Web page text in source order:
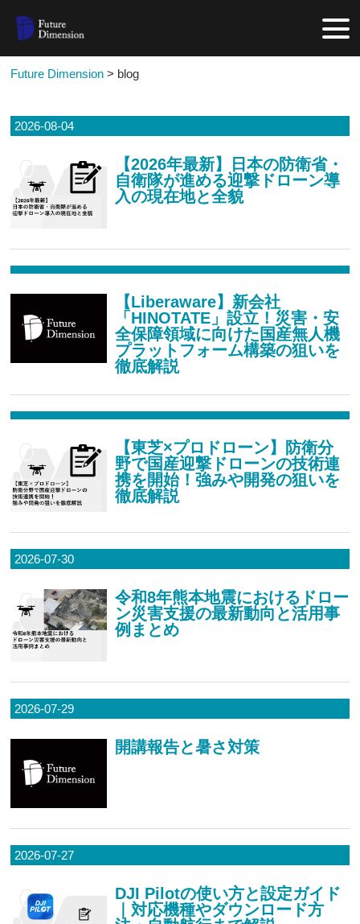
Future Dimension > blog
2026-08-04
【2026年最新】日本の防衛省・
自衛隊が進める迎撃ドローン導
入の現在地と全貌
【Liberaware】新会社
「HINOTATE」設立！災害・安
全保障領域に向けた国産無人機
プラットフォーム構築の狙いを
徹底解説
【東芝×プロドローン】防衛分
野で国産迎撃ドローンの技術連
携を開始！強みや開発の狙いを
徹底解説
2026-07-30
令和8年熊本地震におけるドロー
ン災害支援の最新動向と活用事
例まとめ
2026-07-29
開講報告と暑さ対策
2026-07-27
DJI Pilotの使い方と設定ガイド
｜対応機種やダウンロード方